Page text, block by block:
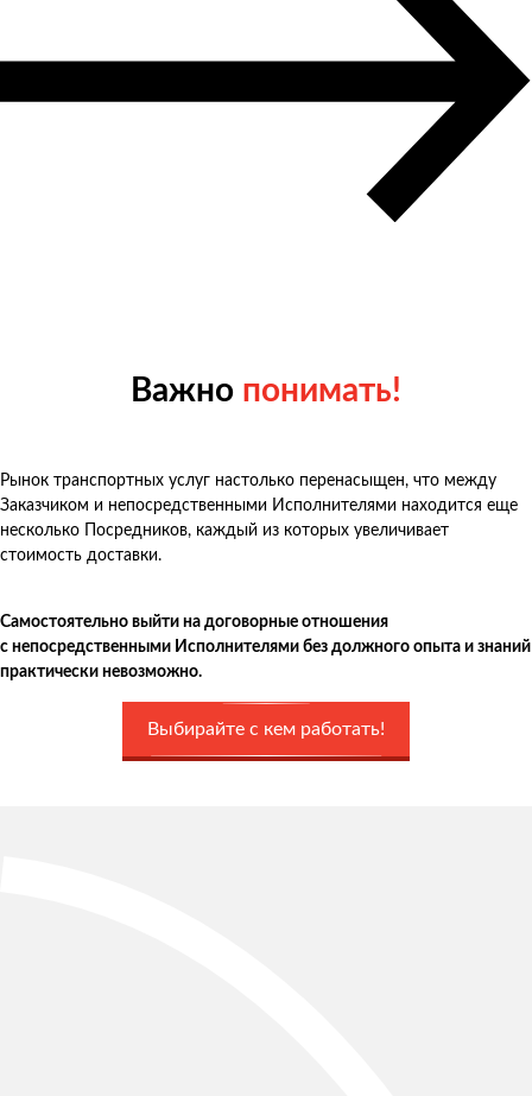
Важно понимать!
Рынок транспортных услуг настолько перенасыщен, что между
Заказчиком и непосредственными Исполнителями находится еще
несколько Посредников, каждый из которых увеличивает
стоимость доставки.
Самостоятельно выйти на договорные отношения
с непосредственными Исполнителями без должного опыта и знаний
практически невозможно.
Выбирайте с кем работать!